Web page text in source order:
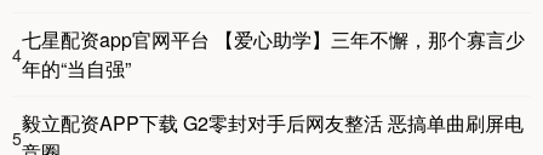
4
七星配资app官网平台 【爱心助学】三年不懈，那个寡言少
年的“当自强”
5
毅立配资APP下载 G2零封对手后网友整活 恶搞单曲刷屏电